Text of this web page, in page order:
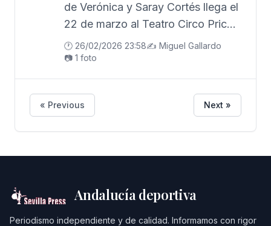
de Verónica y Saray Cortés llega el
22 de marzo al Teatro Circo Price
con Entre dos orillas, un musical
flamenco que revisita la figura de
revolucionario censurado y
obligado al exilio, desde una
Como ya sabes, Miguel de Molina
vivo que nunca y volver a su figura
🕐 26/02/2026 23:58✍️ Miguel Gallardo
📷 1 foto
« Previous Next »
Andalucía deportiva
Periodismo independiente y de calidad. Informamos con rigor